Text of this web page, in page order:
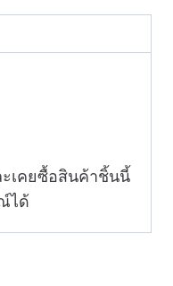
ะเคยซื้อสินค้าชิ้นนี้
ได้